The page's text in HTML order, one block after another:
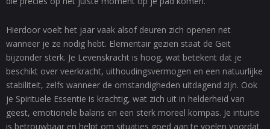
Hierdoor voelt het jaar vaak alsof deuren zich openen net
wanneer je ze nodig hebt. Elementair gezien staat de Geit
bijzonder sterk. Je Levenskracht is hoog, wat betekent dat je
beschikt over veerkracht, uithoudingsvermogen en een natuurlijke
stabiliteit, zelfs wanneer de omstandigheden uitdagend zijn. Ook
je Spirituele Essentie is krachtig, wat zich uit in helderheid van
geest, emotionele balans en een sterk moreel kompas. Je intuïtie
is betrouwbaar en helpt om situaties goed aan te voelen voordat